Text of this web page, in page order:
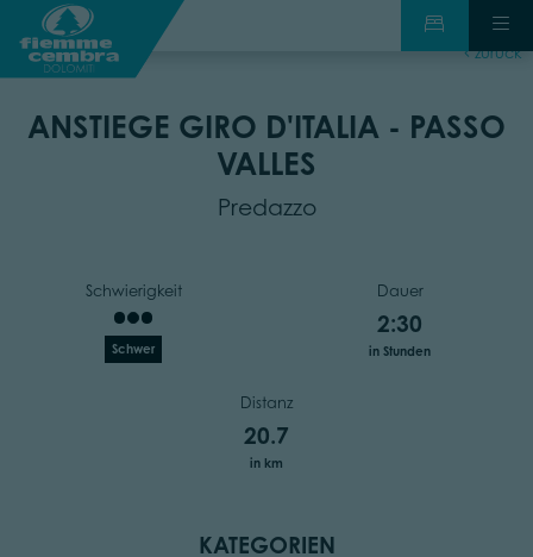
zurück
ANSTIEGE GIRO D'ITALIA - PASSO
VALLES
Predazzo
Schwierigkeit
Schwer
Dauer
2:30
in Stunden
Distanz
20.7
in km
KATEGORIEN